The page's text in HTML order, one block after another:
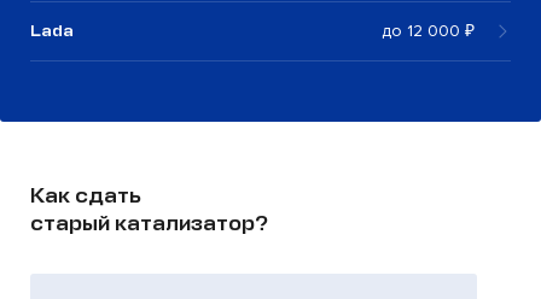
Lada до 12 000 ₽
Как сдать
старый катализатор?